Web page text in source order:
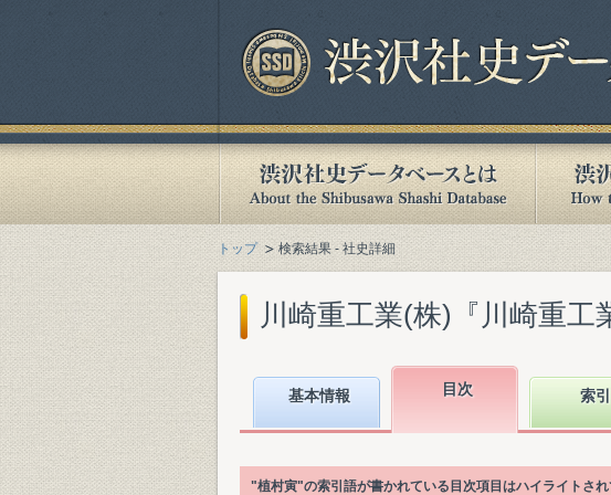
トップ 検索結果 - 社史詳細
川崎重工業(株)『川崎重工
基本情報 目次 索引
"植村寅"の索引語が書かれている目次項目はハイライトされ